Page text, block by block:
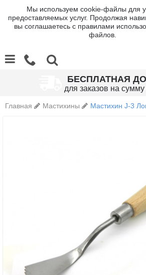
Мы используем cookie-файлы для
предоставляемых услуг. Продолжая
вы соглашаетесь с правилами
файлов.
БЕСПЛАТНАЯ
для заказов на сумму
Главная Мастихины Мастихин J-3